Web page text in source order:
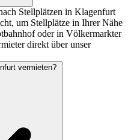
Stellplätzen in Klagenfurt
um Stellplätze in Ihrer Nähe
oder in Völkermarkter
direkt über unser
vermieten?